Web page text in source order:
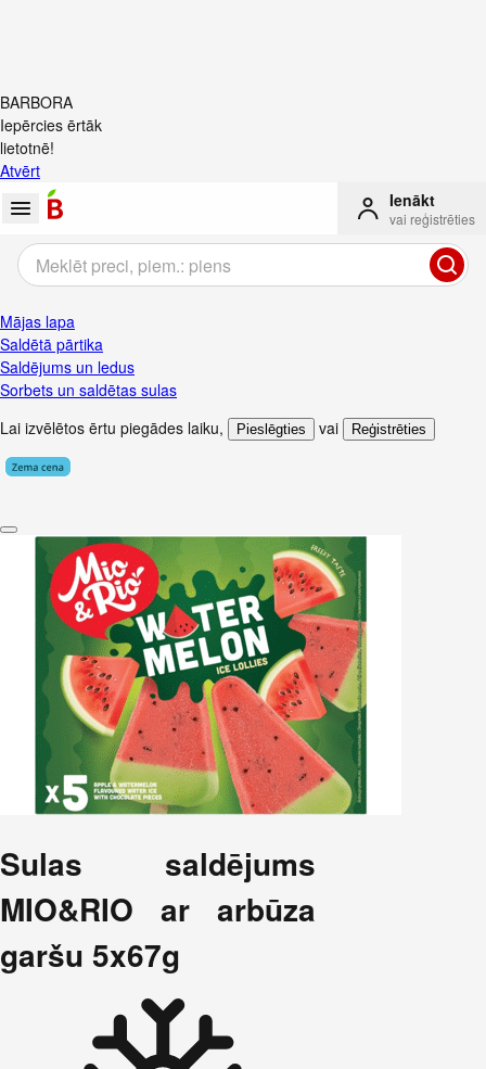
BARBORA
Iepērcies ērtāk
lietotnē!
Atvērt
Ienākt
vai reģistrēties
Mājas lapa
Saldētā pārtika
Saldējums un ledus
Sorbets un saldētas sulas
Lai izvēlētos ērtu piegādes laiku, Pieslēgties vai Reģistrēties
Sulas saldējums
MIO&RIO ar arbūza
garšu 5x67g